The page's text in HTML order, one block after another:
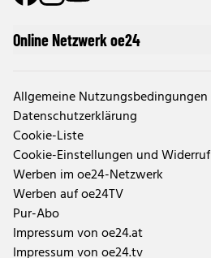
Online Netzwerk oe24
Allgemeine Nutzungsbedingungen
Datenschutzerklärung
Cookie-Liste
Cookie-Einstellungen und Widerruf
Werben im oe24-Netzwerk
Werben auf oe24TV
Pur-Abo
Impressum von oe24.at
Impressum von oe24.tv